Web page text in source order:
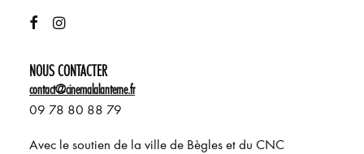
NOUS CONTACTER
contact@cinemalalanterne.fr
09 78 80 88 79
Avec le soutien de la ville de Bègles et du CNC